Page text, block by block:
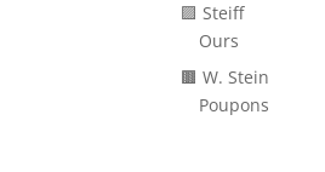
🟪 Steiff
Ours
🟫 W. Stein
Poupons